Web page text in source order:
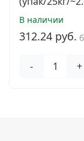
В наличии
312.24 руб.
- +